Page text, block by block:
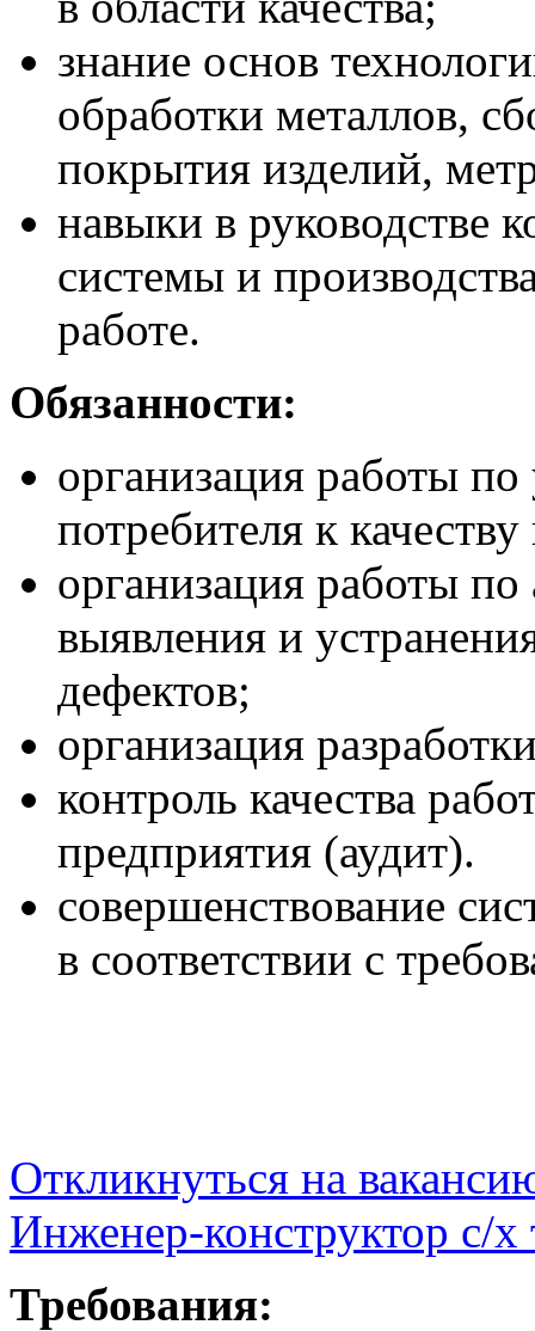
знание основ
обработки металлов,
покрытия изделий,
навыки в руководстве
системы и
работе.
Обязанности:
организация работы
потребителя к
организация работы
выявления и
дефектов;
организация
контроль качества
предприятия (аудит).
совершенствование
в соответствии с
Откликнуться на
Инженер-конструктор с/х
Требования: